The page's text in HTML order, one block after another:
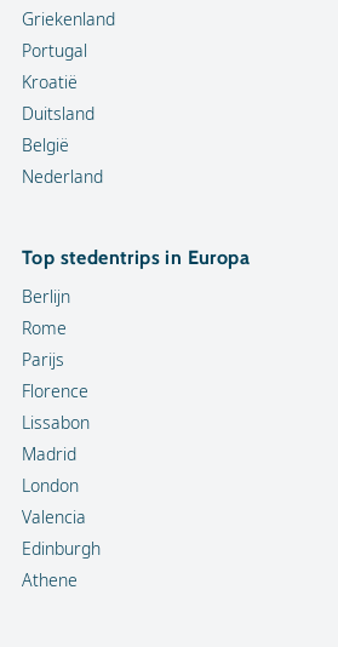
Griekenland
Portugal
Kroatië
Duitsland
België
Nederland
Top stedentrips in Europa
Berlijn
Rome
Parijs
Florence
Lissabon
Madrid
London
Valencia
Edinburgh
Athene